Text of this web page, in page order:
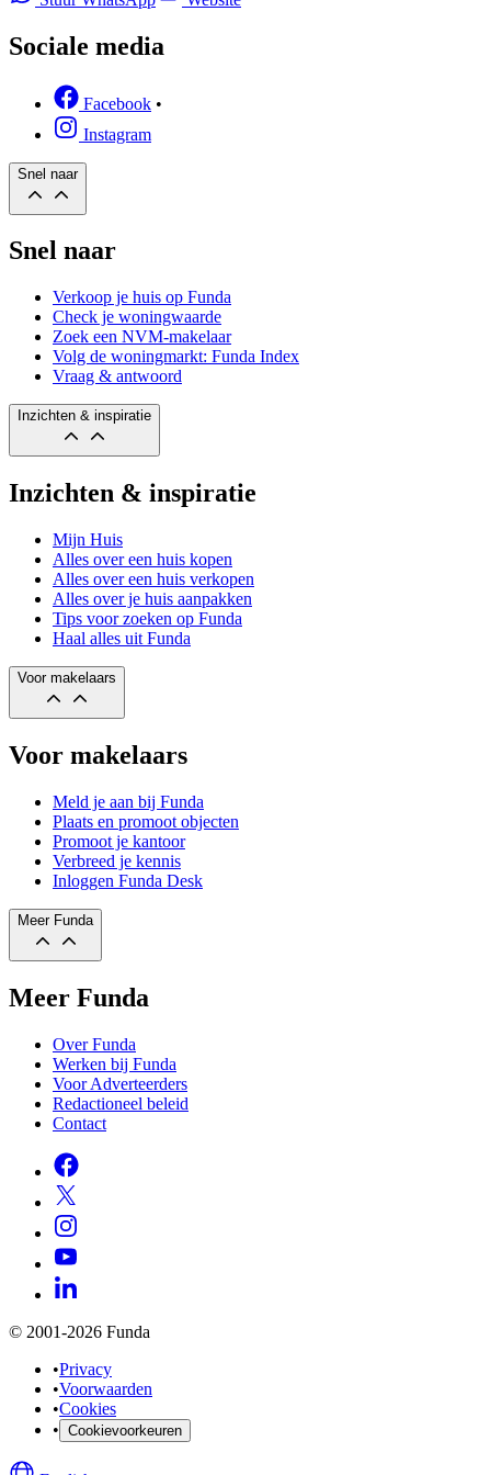
Sociale media
Facebook •
Instagram
Snel naar
Snel naar
Verkoop je huis op Funda
Check je woningwaarde
Zoek een NVM-makelaar
Volg de woningmarkt: Funda Index
Vraag & antwoord
Inzichten & inspiratie
Inzichten & inspiratie
Mijn Huis
Alles over een huis kopen
Alles over een huis verkopen
Alles over je huis aanpakken
Tips voor zoeken op Funda
Haal alles uit Funda
Voor makelaars
Voor makelaars
Meld je aan bij Funda
Plaats en promoot objecten
Promoot je kantoor
Verbreed je kennis
Inloggen Funda Desk
Meer Funda
Meer Funda
Over Funda
Werken bij Funda
Voor Adverteerders
Redactioneel beleid
Contact
© 2001-2026 Funda
•Privacy
•Voorwaarden
•Cookies
• Cookievoorkeuren